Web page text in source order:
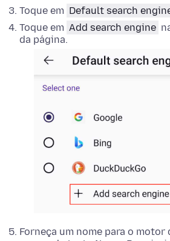
Toque em Default search
Toque em Add search engine
da página.
Forneça um nome para o motor